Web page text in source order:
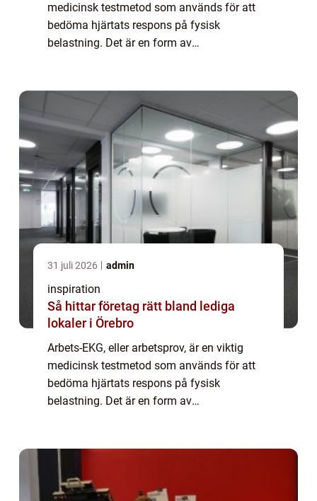
medicinsk testmetod som används för att
bedöma hjärtats respons på fysisk
belastning. Det är en form av
31 juli 2026 admin
inspiration
Så hittar företag rätt bland lediga
lokaler i Örebro
Arbets-EKG, eller arbetsprov, är en viktig
medicinsk testmetod som används för att
bedöma hjärtats respons på fysisk
belastning. Det är en form av
artikel kommer vi...